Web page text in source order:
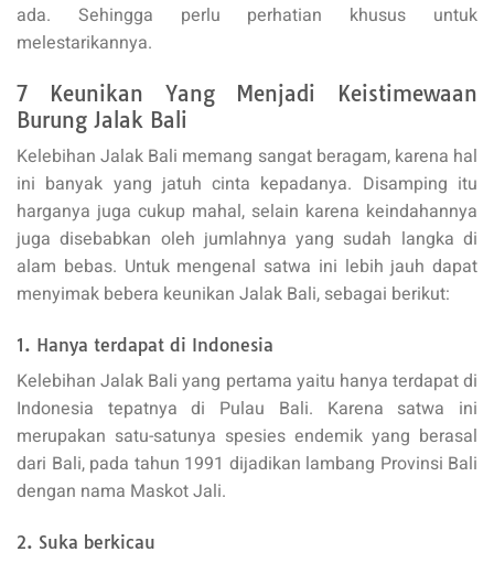
ada. Sehingga perlu perhatian khusus untuk
melestarikannya.
7 Keunikan Yang Menjadi Keistimewaan
Burung Jalak Bali
Kelebihan Jalak Bali memang sangat beragam, karena hal
ini banyak yang jatuh cinta kepadanya. Disamping itu
harganya juga cukup mahal, selain karena keindahannya
juga disebabkan oleh jumlahnya yang sudah langka di
alam bebas. Untuk mengenal satwa ini lebih jauh dapat
menyimak bebera keunikan Jalak Bali, sebagai berikut:
1. Hanya terdapat di Indonesia
Kelebihan Jalak Bali yang pertama yaitu hanya terdapat di
Indonesia tepatnya di Pulau Bali. Karena satwa ini
merupakan satu-satunya spesies endemik yang berasal
dari Bali, pada tahun 1991 dijadikan lambang Provinsi Bali
dengan nama Maskot Jali.
2. Suka berkicau